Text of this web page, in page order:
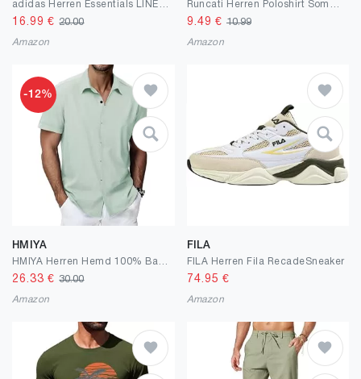
16.99 €20.00
Amazon
9.49 € 10.99
Amazon
-12%
HMIYA
26.33 €30.00
Amazon
FILA
FILA Herren Fila RecadeSneaker
74.95 €
Amazon